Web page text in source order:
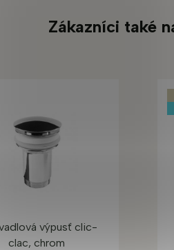
Zákazníci také
výpusť clic-
clac, chrom